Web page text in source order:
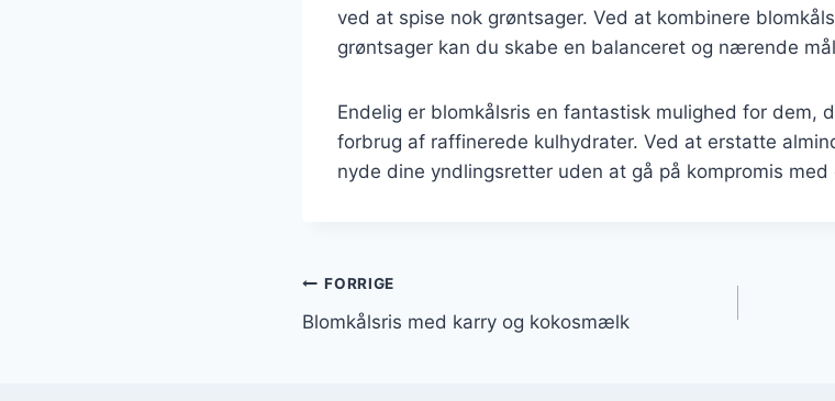
ved at spise nok grøntsager. Ved at kombinere
grøntsager kan du skabe en balanceret og nærende
Endelig er blomkålsris en fantastisk mulighed for dem,
forbrug af raffinerede kulhydrater. Ved at erstatte
nyde dine yndlingsretter uden at gå på kompromis med
Indlægsnavigation
FORRIGE
Blomkålsris med karry og kokosmælk